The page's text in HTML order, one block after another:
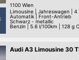
1100 Wien
Limousine| Jahreswagen
4
Automatik| Front-Antrieb
Schwarz - metallic
Benzin
5.6 l/100km 128 g
Audi A3 Limousine 30